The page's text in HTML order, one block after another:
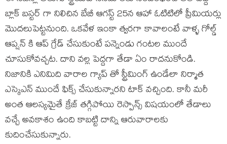
బ్లాక్ బస్టర్ గా నిలిచిన బేబీ ఆగస్ట్ 25న ఆహా ఓటిటిలో ప్రీమియర్లు
మొదలుపెట్టనుంది. ఒకవేళ ఇంకా త్వరగా కావాలంటే వాళ్ళ గోల్డ్
ఆప్షన్ కి ఆప్ గ్రేడ్ చేసుకుంటే పన్నెండు గంటల ముందే
చూసుకోవచ్చట. దాని వల్ల పెద్దగా తేడా ఏం రాదనుకోండి.
నిజానికి ఎనిమిది వారాల గ్యాప్ తో స్ట్రీమింగ్ ఉండేలా నిర్మాత
ఎస్కెఎన్ ముందే ఫిక్స్ చేసుకున్నారని టాక్ వచ్చింది. కానీ మరీ
అంత ఆలస్యమైతే క్రేజ్ తగ్గిపోయి రెస్పాన్స్ విషయంలో తేడాలు
వచ్చే అవకాశం ఉంది కాబట్టి దాన్ని ఆరువారాలకు
కుదించేసుకున్నారు.